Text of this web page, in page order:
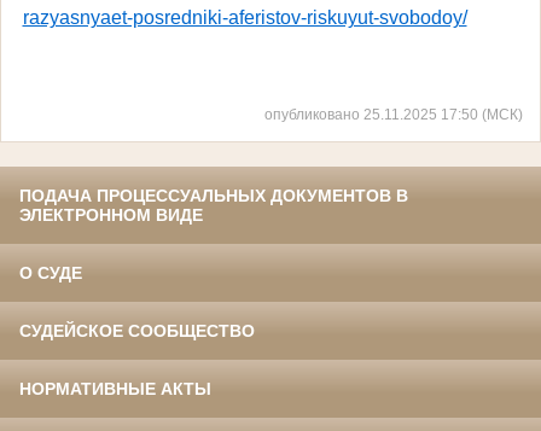
razyasnyaet-posredniki-aferistov-riskuyut-svobodoy/
опубликовано 25.11.2025 17:50 (МСК)
ПОДАЧА ПРОЦЕССУАЛЬНЫХ ДОКУМЕНТОВ В
ЭЛЕКТРОННОМ ВИДЕ
О СУДЕ
СУДЕЙСКОЕ СООБЩЕСТВО
НОРМАТИВНЫЕ АКТЫ